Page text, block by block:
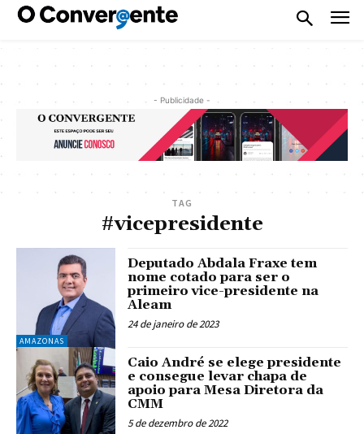
- Publicidade -
TAG
#vicepresidente
AMAZONAS
Deputado Abdala Fraxe tem
nome cotado para ser o
primeiro vice-presidente na
Aleam
24 de janeiro de 2023
Caio André se elege presidente
e consegue levar chapa de
apoio para Mesa Diretora da
CMM
5 de dezembro de 2022